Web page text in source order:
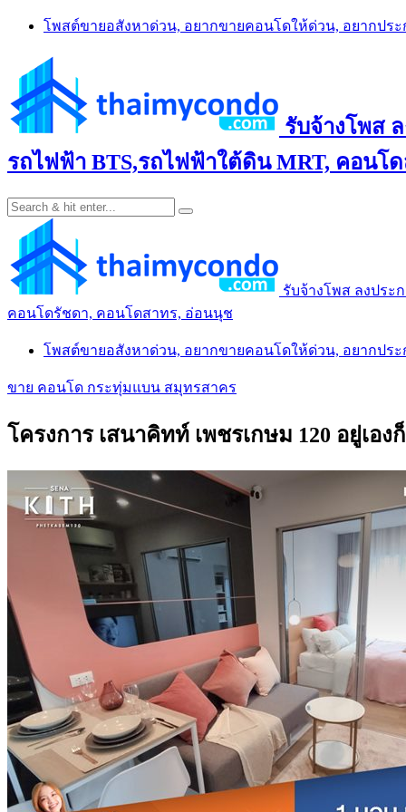
Skip
โพสต์ขายอสังหาด่วน, อยากขายคอนโดให้ด่วน, อยากปร
รับจ้างโพส
รถไฟฟ้า BTS,รถไฟฟ้าใต้ดิน MRT, คอน
รับจ้างโพส ลงประ
คอนโดรัชดา, คอนโดสาทร, อ่อนนุช
โพสต์ขายอสังหาด่วน, อยากขายคอนโดให้ด่วน, อยากปร
ขาย คอนโด กระทุ่มแบน สมุทรสาคร
โครงการ เสนาคิทท์ เพชรเกษม 120 อยู่เอ